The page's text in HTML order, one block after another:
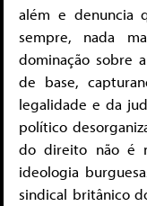
além e denuncia
sempre, nada
dominação sobre
de base,
legalidade e da
político
do direito não é
ideologia
sindical britânico